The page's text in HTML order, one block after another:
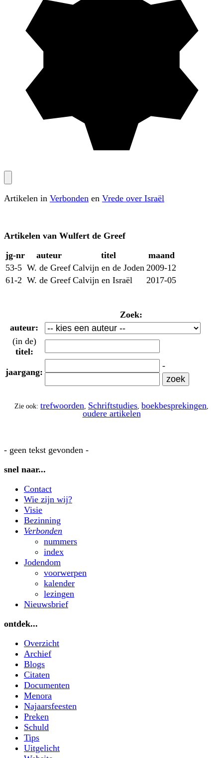
Artikelen in Verbonden en Vrede over Israël
Artikelen van Wulfert de Greef
jg‑nr
auteur titel
maand
53-5 W. de Greef Calvijn en de Joden 2009-12
61-2 W. de Greef Calvijn en Israël 2017-05
Zoek:
auteur:
(in de)
titel:
jaargang:
-
Zie ook: trefwoorden, Schriftstudies, boekbesprekingen,
oudere artikelen
- geen tekst gevonden -
snel naar...
Contact
Wie zijn wij?
Visie
Bezinning
Verbonden
nummers
index
Jodendom
voorwerpen
kalender
lezingen
Nieuwsbrief
ontdek...
Overzicht
Archief
Blogs
Citaten
Documenten
Menora
Najaarsfeesten
Preken
Schuld
Tips
Uitgelicht